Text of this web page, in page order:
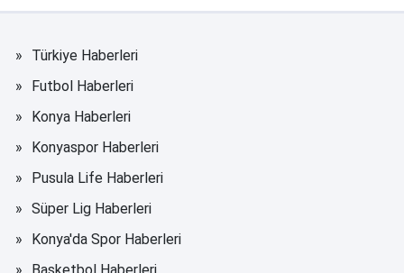
Türkiye Haberleri
Futbol Haberleri
Konya Haberleri
Konyaspor Haberleri
Pusula Life Haberleri
Süper Lig Haberleri
Konya'da Spor Haberleri